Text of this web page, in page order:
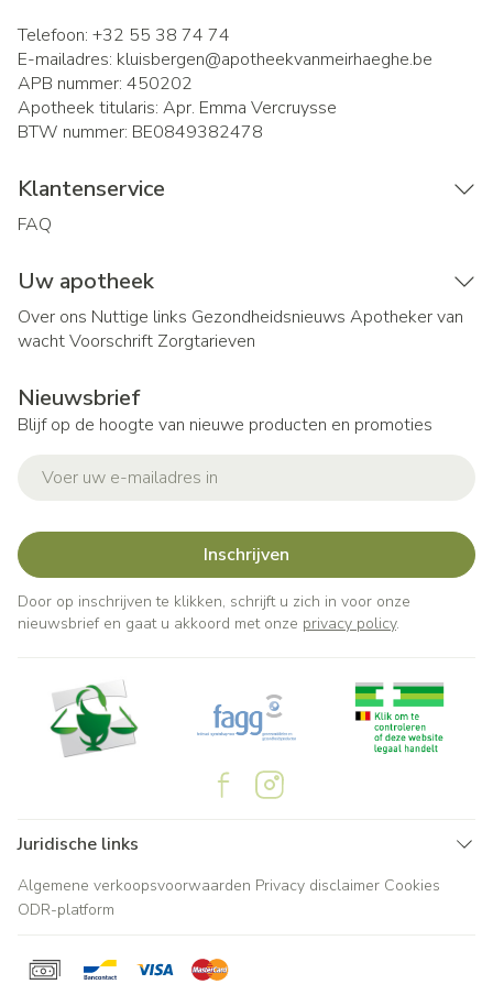
Telefoon: +32 55 38 74 74
E-mailadres: kluisbergen@apotheekvanmeirhaeghe.be
APB nummer: 450202
Apotheek titularis: Apr. Emma Vercruysse
BTW nummer: BE0849382478
Klantenservice
FAQ
Uw apotheek
Over ons Nuttige links Gezondheidsnieuws Apotheker van
wachtVoorschrift Zorgtarieven
Nieuwsbrief
Blijf op de hoogte van nieuwe producten en promoties
Inschrijven
Door op inschrijven te klikken, schrijft u zich in voor onze
nieuwsbrief en gaat u akkoord met onze privacy policy.
Juridische links
Algemene verkoopsvoorwaarden Privacy disclaimer Cookies
ODR-platform